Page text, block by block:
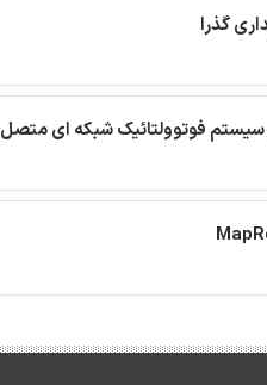
سیستم فوتوولتائیک شبکه ای متصل